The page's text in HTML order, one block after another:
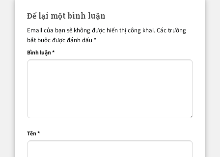
Để lại một bình luận
Email của bạn sẽ không được hiển thị công khai.Các trường
bắt buộc được đánh dấu *
Bình luận*
Tên*